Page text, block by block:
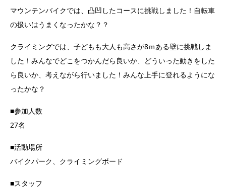
マウンテンバイクでは、凸凹したコースに挑戦しました！自転車
の扱いはうまくなったかな？？
クライミングでは、子どもも大人も高さが8ｍある壁に挑戦しま
した！みんなでどこをつかんだら良いか、どういった動きをした
ら良いか、考えながら行いました！みんな上手に登れるようにな
ったかな？
■参加人数
27名
■活動場所
バイクパーク、クライミングボード
■スタッフ